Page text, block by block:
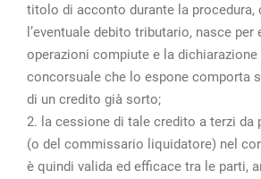
titolo di acconto durante la procedura,
l’eventuale debito tributario, nasce
operazioni compiute e la dichiarazione
concorsuale che lo espone comporta
di un credito già sorto;
2. la cessione di tale credito a terzi da
(o del commissario liquidatore) nel
è quindi valida ed efficace tra le parti,